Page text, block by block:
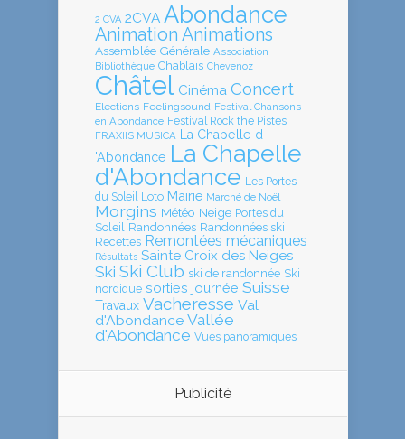
2 CVA 2CVA Abondance
Animation Animations
Assemblée Générale Association
Bibliothèque Chablais Chevenoz
Châtel Cinéma Concert
Elections Feelingsound Festival Chansons
en Abondance Festival Rock the Pistes
FRAXIIS MUSICA
La Chapelle d
'Abondance La Chapelle
d'Abondance Les Portes
du Soleil Loto Mairie Marché de Noël
Morgins Météo Neige Portes du
Soleil Randonnées Randonnées ski
Recettes Remontées mécaniques
Résultats Sainte Croix des Neiges
Ski Ski Club ski de randonnée Ski
nordique sorties journée Suisse
Travaux Vacheresse Val
d'Abondance Vallée
d'Abondance Vues panoramiques
Publicité